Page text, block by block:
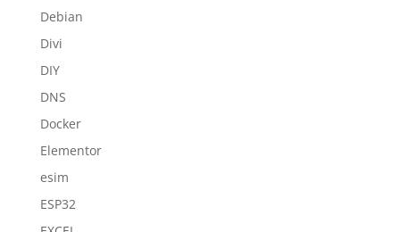
Debian
Divi
DIY
DNS
Docker
Elementor
esim
ESP32